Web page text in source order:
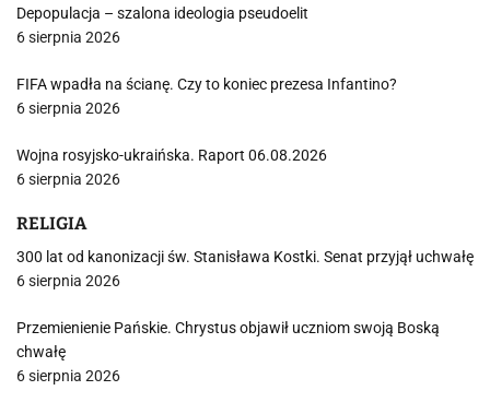
Depopulacja – szalona ideologia pseudoelit
6 sierpnia 2026
FIFA wpadła na ścianę. Czy to koniec prezesa Infantino?
6 sierpnia 2026
Wojna rosyjsko-ukraińska. Raport 06.08.2026
6 sierpnia 2026
RELIGIA
300 lat od kanonizacji św. Stanisława Kostki. Senat przyjął uchwałę
6 sierpnia 2026
Przemienienie Pańskie. Chrystus objawił uczniom swoją Boską
chwałę
6 sierpnia 2026